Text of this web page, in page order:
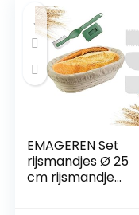
EMAGEREN Set
rijsmandjes Ø 25
cm rijsmandje